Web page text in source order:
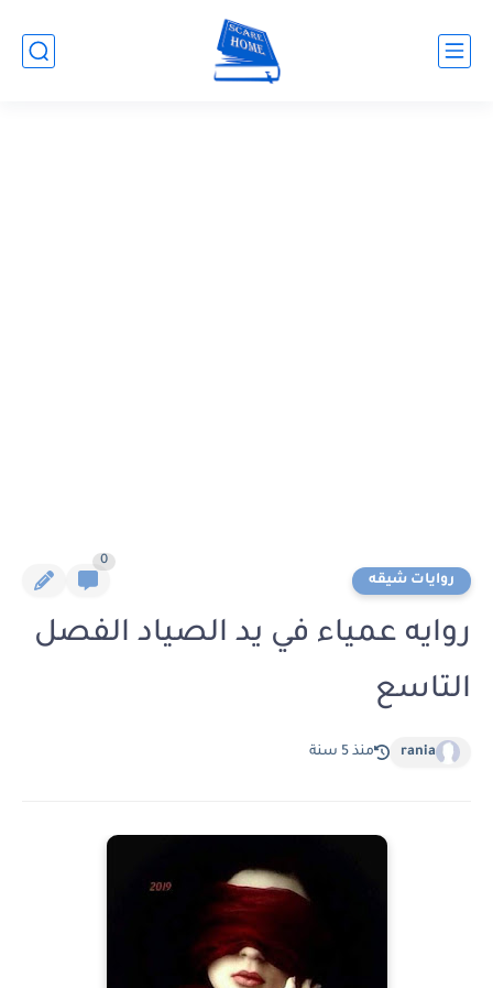
روايات شيقه
0
روايه عمياء في يد الصياد الفصل
التاسع
rania منذ 5 سنة